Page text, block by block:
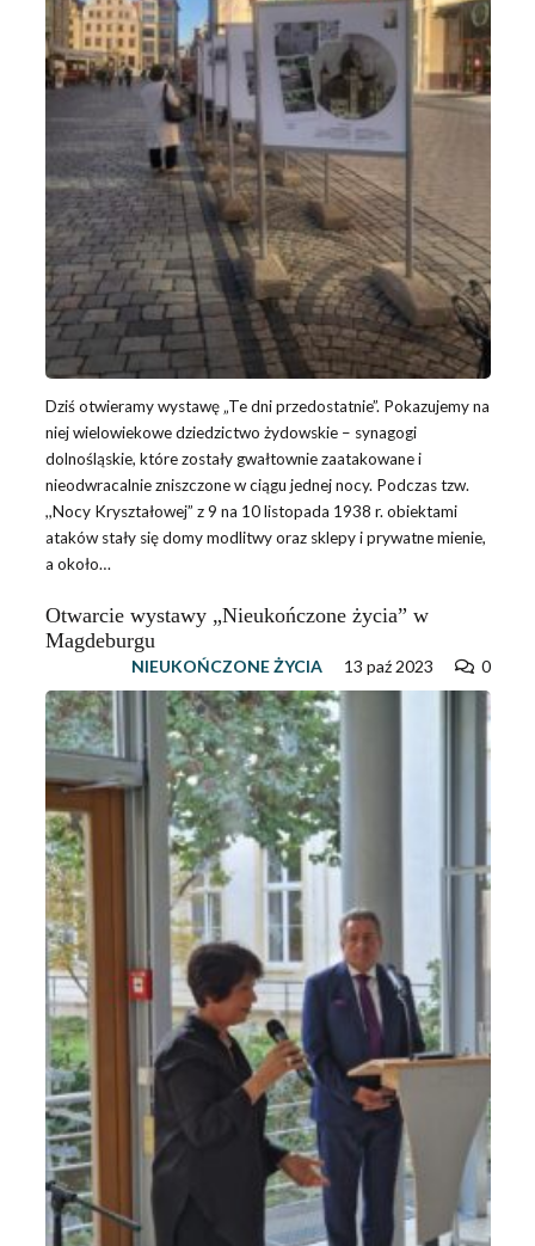
Dziś otwieramy wystawę „Te dni przedostatnie”. Pokazujemy na
niej wielowiekowe dziedzictwo żydowskie – synagogi
dolnośląskie, które zostały gwałtownie zaatakowane i
nieodwracalnie zniszczone w ciągu jednej nocy. Podczas tzw.
,,Nocy Kryształowej” z 9 na 10 listopada 1938 r. obiektami
ataków stały się domy modlitwy oraz sklepy i prywatne mienie,
a około…
Otwarcie wystawy „Nieukończone życia” w
Magdeburgu
NIEUKOŃCZONE ŻYCIA 13 paź 2023 0